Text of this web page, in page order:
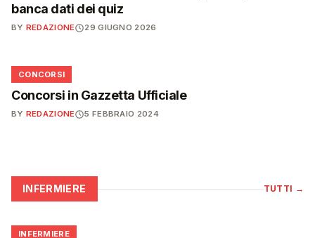
banca dati dei quiz
BY REDAZIONE 29 GIUGNO 2026
📋
CONCORSI
Concorsi in Gazzetta Ufficiale
BY REDAZIONE 5 FEBBRAIO 2024
INFERMIERE TUTTI →
INFERMIERE